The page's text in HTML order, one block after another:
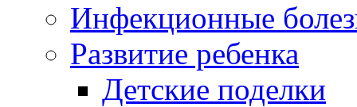
Инфекционные
Развитие ребенка
Детские поделки